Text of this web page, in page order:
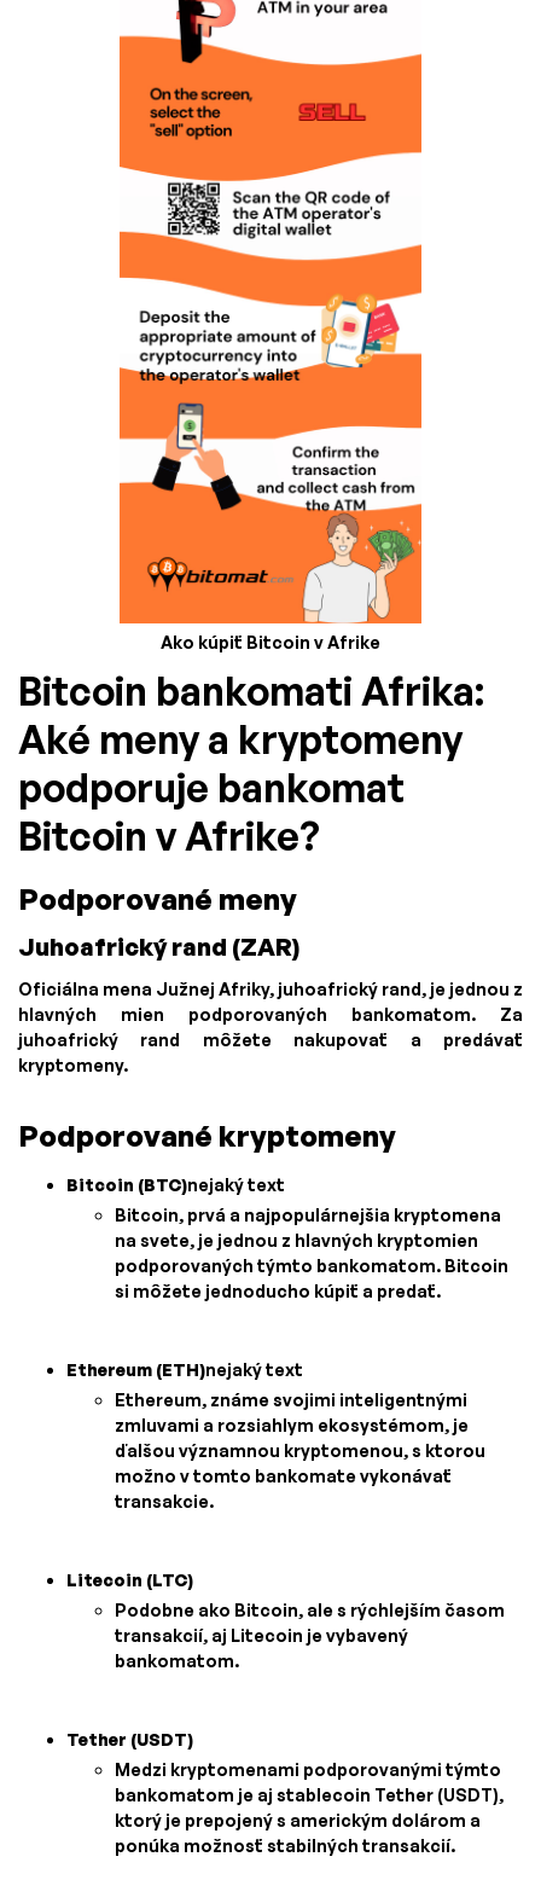
Ako kúpiť Bitcoin v Afrike
Bitcoin bankomati Afrika:
Aké meny a kryptomeny
podporuje bankomat
Bitcoin v Afrike?
Podporované meny
Juhoafrický rand (ZAR)
Oficiálna mena Južnej Afriky, juhoafrický rand, je jednou z
hlavných mien podporovaných bankomatom. Za
juhoafrický rand môžete nakupovať a predávať
kryptomeny.
Podporované kryptomeny
Bitcoin (BTC)nejaký text
Bitcoin, prvá a najpopulárnejšia kryptomena
na svete, je jednou z hlavných kryptomien
podporovaných týmto bankomatom. Bitcoin
si môžete jednoducho kúpiť a predať.
Ethereum (ETH)nejaký text
Ethereum, známe svojimi inteligentnými
zmluvami a rozsiahlym ekosystémom, je
ďalšou významnou kryptomenou, s ktorou
možno v tomto bankomate vykonávať
transakcie.
Litecoin (LTC)
Podobne ako Bitcoin, ale s rýchlejším časom
transakcií, aj Litecoin je vybavený
bankomatom.
Tether (USDT)
Medzi kryptomenami podporovanými týmto
bankomatom je aj stablecoin Tether (USDT),
ktorý je prepojený s americkým dolárom a
ponúka možnosť stabilných transakcií.